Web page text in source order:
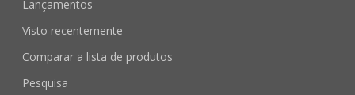
Lançamentos
Visto recentemente
Comparar a lista de produtos
Pesquisa